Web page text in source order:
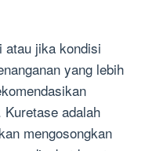
atau jika kondisi
yang lebih
adalah
mengosongkan